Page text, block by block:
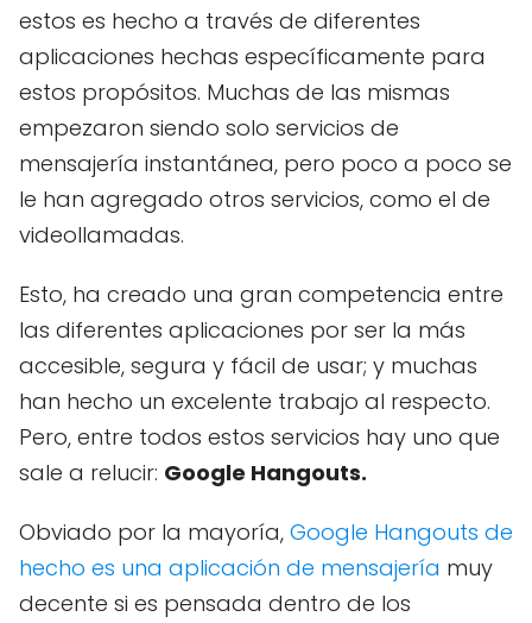
estos es hecho a través de diferentes
aplicaciones hechas específicamente para
estos propósitos. Muchas de las mismas
empezaron siendo solo servicios de
mensajería instantánea, pero poco a poco se
le han agregado otros servicios, como el de
videollamadas.
Esto, ha creado una gran competencia entre
las diferentes aplicaciones por ser la más
accesible, segura y fácil de usar; y muchas
han hecho un excelente trabajo al respecto.
Pero, entre todos estos servicios hay uno que
sale a relucir: Google Hangouts.
Obviado por la mayoría, Google Hangouts de
hecho es una aplicación de mensajería muy
decente si es pensada dentro de los